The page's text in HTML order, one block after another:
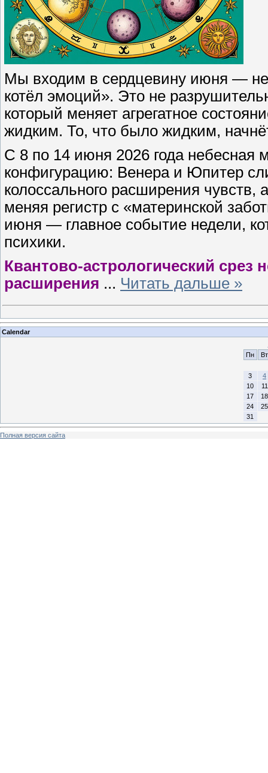
Мы входим в сердцевину июня —
котёл эмоций». Это не
который меняет агрегатное
жидким. То, что было жидким,
С 8 по 14 июня 2026 года небесная
конфигурацию: Венера и Юпитер
колоссального расширения
меняя регистр с «материнской
июня — главное событие недели,
психики.
Квантово-астрологический срез
расширения ... Читать дальше »
Calendar
Пн
Вт
3
4
10
11
17
18
24
25
31
Полная версия сайта